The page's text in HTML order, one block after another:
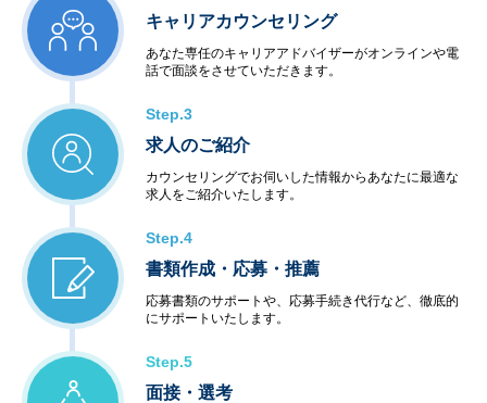
キャリアカウンセリング
あなた専任のキャリアアドバイザーがオンラインや電
話で面談をさせていただきます。
Step.3
求人のご紹介
カウンセリングでお伺いした情報からあなたに最適な
求人をご紹介いたします。
Step.4
書類作成・応募・推薦
応募書類のサポートや、応募手続き代行など、徹底的
にサポートいたします。
Step.5
面接・選考